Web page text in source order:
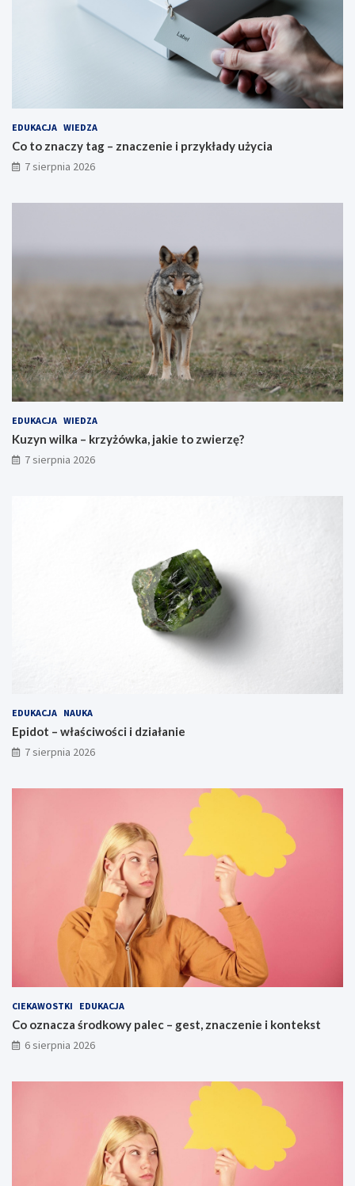
EDUKACJA WIEDZA
Co to znaczy tag – znaczenie i przykłady użycia
7 sierpnia 2026
EDUKACJA WIEDZA
Kuzyn wilka – krzyżówka, jakie to zwierzę?
7 sierpnia 2026
EDUKACJA NAUKA
Epidot – właściwości i działanie
7 sierpnia 2026
CIEKAWOSTKI EDUKACJA
Co oznacza środkowy palec – gest, znaczenie i kontekst
6 sierpnia 2026